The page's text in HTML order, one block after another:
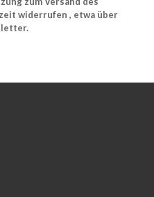
widerrufen , etwa über